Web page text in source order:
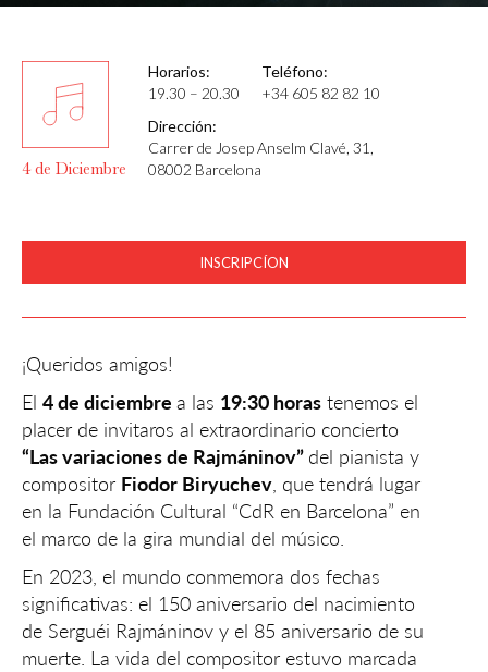
4 de Diciembre
Horarios:
19.30 – 20.30
Teléfono:
+34 605 82 82 10
Dirección:
Carrer de Josep Anselm Clavé, 31,
08002 Barcelona
INSCRIPCÍON
¡Queridos amigos!
El 4 de diciembre a las 19:30 horas tenemos el
placer de invitaros al extraordinario concierto
“Las variaciones de Rajmáninov” del pianista y
compositor Fiodor Biryuchev , que tendrá lugar
en la Fundación Cultural “CdR en Barcelona” en
el marco de la gira mundial del músico.
En 2023, el mundo conmemora dos fechas
significativas: el 150 aniversario del nacimiento
de Serguéi Rajmáninov y el 85 aniversario de su
muerte. La vida del compositor estuvo marcada